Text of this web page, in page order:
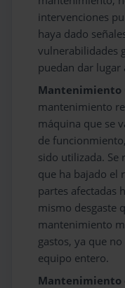
intervenciones
haya dado
vulnerabilidades
puedan dar lugar
Mantenimiento
mantenimiento
máquina que se
de
sido utilizada. Se
que ha bajado el
partes afectadas
mismo desgaste
mantenimiento
gastos, ya que
equipo entero.
Mantenimiento